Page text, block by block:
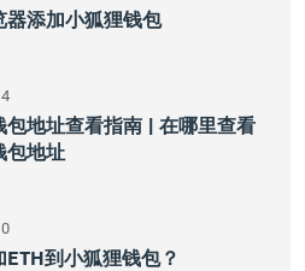
器添加小狐狸钱包
包地址查看指南 | 在哪里查看
包地址
ETH到小狐狸钱包？